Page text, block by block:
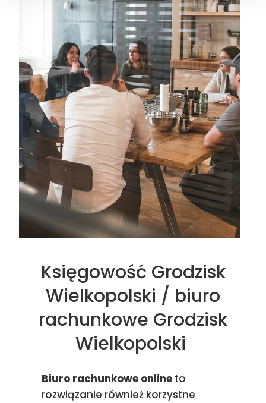
Księgowość Grodzisk
Wielkopolski / biuro
rachunkowe Grodzisk
Wielkopolski
Biuro rachunkowe online to
rozwiązanie również korzystne